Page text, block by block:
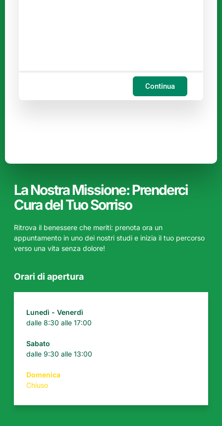
Continua
La Nostra Missione: Prenderci
Cura del Tuo Sorriso
Ritrova il benessere che meriti: prenota ora un
appuntamento in uno dei nostri studi e inizia il tuo percorso
verso una vita senza dolore!
Orari di apertura
Lunedì - Venerdì
dalle 8:30 alle 17:00
Sabato
dalle 9:30 alle 13:00
Domenica
Chiuso